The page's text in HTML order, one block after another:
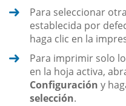
Para seleccionar
establecida por
haga clic en la
Para imprimir solo
en la hoja activa,
Configuración y
selección.